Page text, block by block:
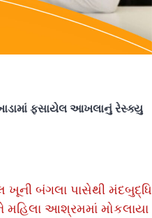
ફસાયેલ આખલાનું રેસ્ક્યુ
ખૂની બંગલા પાસેથી મંદબુદ્ધિ
મહિલા આશ્રમમાં મોકલાયા